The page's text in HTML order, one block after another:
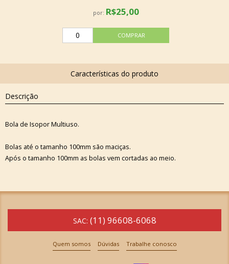
por: R$25,00
Descrição
Bola de Isopor Multiuso.
Bolas até o tamanho 100mm são maciças.
Após o tamanho 100mm as bolas vem cortadas ao meio.
SAC: (11) 96608-6068
Quem somos Dúvidas Trabalhe conosco